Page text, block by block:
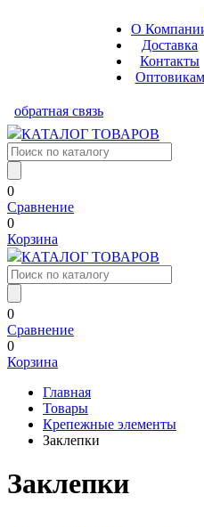
О
Доставка
Контакты
Оптовикам
обратная связь
КАТАЛОГ ТОВАРОВ
0
Сравнение
0
Корзина
КАТАЛОГ ТОВАРОВ
0
Сравнение
0
Корзина
Главная
Товары
Крепежные элементы
Заклепки
Заклепки